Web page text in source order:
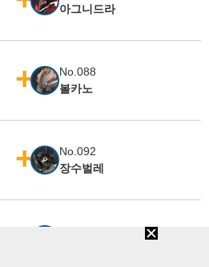
아그니드라
No.088
볼카노
No.092
장수벌레